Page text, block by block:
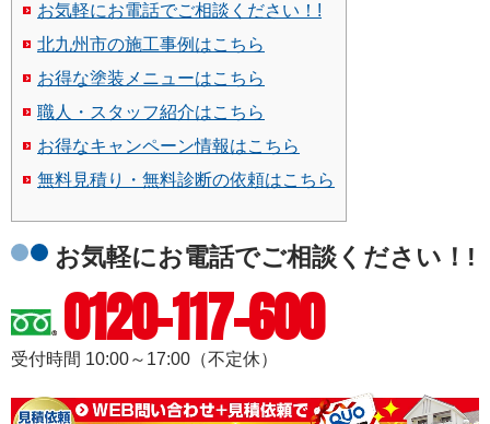
お気軽にお電話でご相談ください！!
北九州市の施工事例はこちら
お得な塗装メニューはこちら
職人・スタッフ紹介はこちら
お得なキャンペーン情報はこちら
無料見積り・無料診断の依頼はこちら
お気軽にお電話でご相談ください！!
0120-117-600
受付時間 10:00～17:00（不定休）